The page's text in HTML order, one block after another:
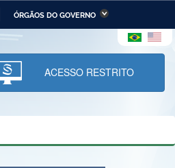
ÓRGÃOS DO GOVERNO
da Infraestrutura
da Ciência,
Inovações e
ACESSO RESTRITO